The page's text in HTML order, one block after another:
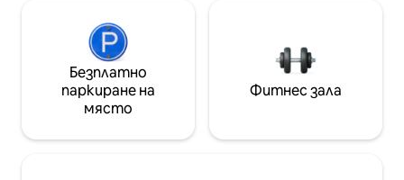
Безплатно
паркиране на
място
Фитнес зала